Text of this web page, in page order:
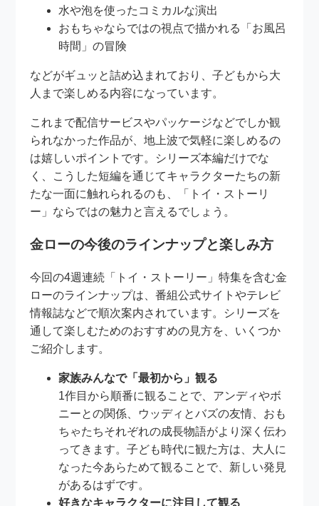
水や泡を使ったコミカルな演出
おもちゃならではの視点で描かれる「お風呂
時間」の冒険
などがギュッと詰め込まれており、子どもから大
人まで楽しめる内容になっています。
これまで配信サービスやパッケージなどでしか観
られなかった作品が、地上波で気軽に楽しめるの
は嬉しいポイントです。シリーズ本編だけでな
く、こうした短編を通じてキャラクターたちの新
たな一面に触れられるのも、「トイ・ストーリ
ー」ならではの魅力と言えるでしょう。
金ローの今後のラインナップと楽しみ方
今回の4週連続「トイ・ストーリー」特集を含む金
ローのラインナップは、番組公式サイトやテレビ
情報誌などで順次案内されています。シリーズを
通して楽しむためのおすすめの見方を、いくつか
ご紹介します。
家族みんなで「最初から」観る
1作目から順番に観ることで、アンディやボ
ニーとの関係、ウッディとバズの友情、おも
ちゃたちそれぞれの成長物語がより深く伝わ
ってきます。子ども時代に観た方は、大人に
なった今あらためて観ることで、新しい発見
があるはずです。
好きなキャラクターに注目して観る